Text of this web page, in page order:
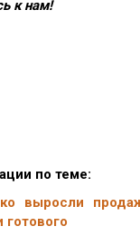
к нам!
по теме:
выросли
готового